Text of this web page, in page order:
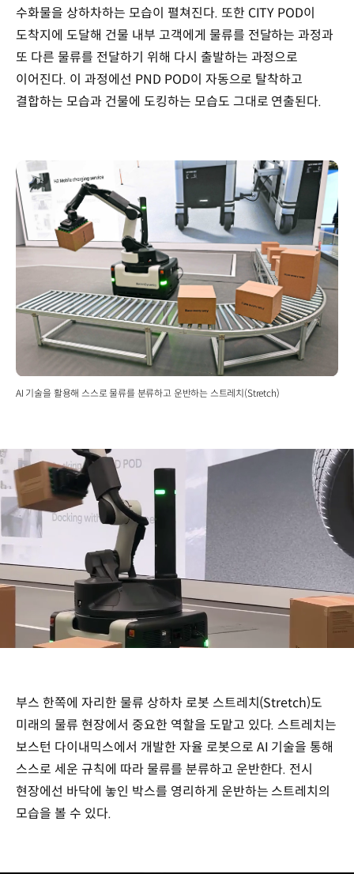
수화물을 상하차하는 모습이 펼쳐진다. 또한 CITY POD이
도착지에 도달해 건물 내부 고객에게 물류를 전달하는 과정과
또 다른 물류를 전달하기 위해 다시 출발하는 과정으로
이어진다. 이 과정에선 PND POD이 자동으로 탈착하고
결합하는 모습과 건물에 도킹하는 모습도 그대로 연출된다.
AI 기술을 활용해 스스로 물류를 분류하고 운반하는 스트레치(Stretch)
/
부스 한쪽에 자리한 물류 상하차 로봇 스트레치(Stretch)도
미래의 물류 현장에서 중요한 역할을 도맡고 있다. 스트레치는
보스턴 다이내믹스에서 개발한 자율 로봇으로 AI 기술을 통해
스스로 세운 규칙에 따라 물류를 분류하고 운반한다. 전시
현장에선 바닥에 놓인 박스를 영리하게 운반하는 스트레치의
모습을 볼 수 있다.